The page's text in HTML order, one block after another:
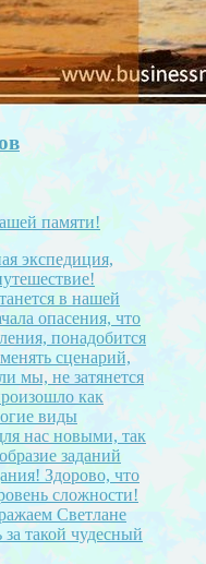
памяти!
экспедиция,
в нашей
опасения, что
понадобится
сценарий,
мы, не затянется
как
виды
нас новыми, так
заданий
Здорово, что
сложности!
Светлане
такой чудесный